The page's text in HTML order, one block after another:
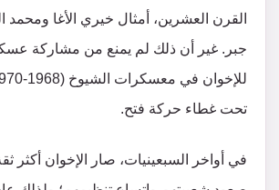
القرن العشرين، أمثال خيري الأغا
جبر. غير أن ذلك لم يمنع من مشاركة
تحت غطاء حركة فتح.
في أواخر السبعينيات، صار الإخوان أكثر